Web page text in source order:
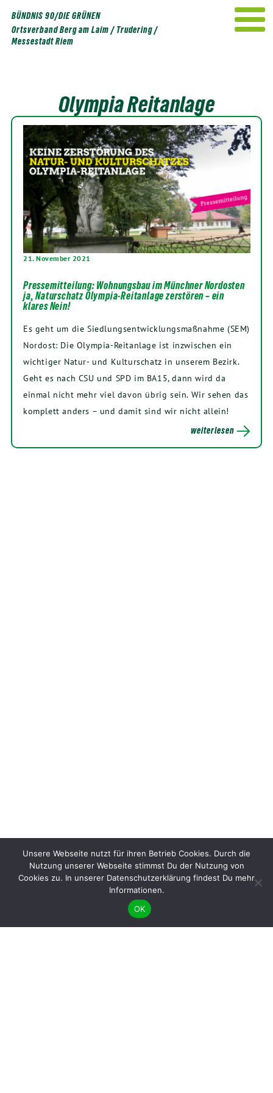
Weiter
zum
Inhalt
BÜNDNIS 90/DIE GRÜNEN
Ortsverband Berg am Laim / Trudering /
Messestadt Riem
Olympia Reitanlage
21. November 2021
Pressemitteilung: Wohnungsbau im Münchner Nordosten
ja, Naturschatz Olympia-Reitanlage zerstören – ein
klares Nein!
Es geht um die Siedlungsentwicklungsmaßnahme (SEM)
Nordost: Die Olympia-Reitanlage ist inzwischen ein
wichtiger Natur- und Kulturschatz in unserem Bezirk.
Geht es nach CSU und SPD im BA15, dann wird da
einmal nicht mehr viel davon übrig sein. Wir sehen das
komplett anders – und damit sind wir nicht allein!
weiterlesen
Unsere Webseite nutzt für ihren Betrieb Cookies. Durch die
Nutzung unserer Webseite stimmst Du der Nutzung von
Cookies zu. In unserer Datenschutzerklärung findest Du mehr
Informationen.
OK